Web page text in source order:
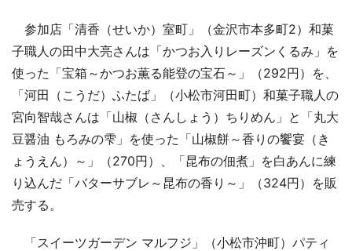
参加店「清香（せいか）室町」（金沢市本多町2）和菓
子職人の田中大亮さんは「かつお入りレーズンくるみ」を
使った「宝箱～かつお薫る能登の宝石～」（292円）を、
「河田（こうだ）ふたば」（小松市河田町）和菓子職人の
宮向智哉さんは「山椒（さんしょう）ちりめん」と「丸大
豆醤油 もろみの雫」を使った「山椒餅～香りの饗宴（き
ょうえん）～」（270円）、「昆布の佃煮」を白あんに練
り込んだ「バターサブレ～昆布の香り～」（324円）を販
売する。
「スイーツガーデン マルフジ」（小松市沖町）パティ